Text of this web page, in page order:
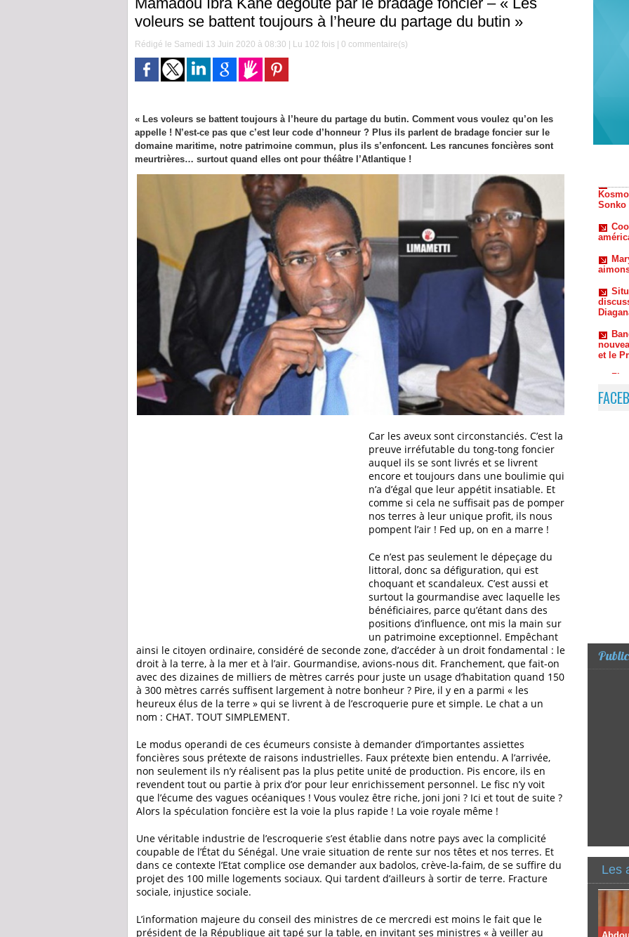
voleurs se battent toujours à l’heure du partage du butin »
Rédigé le Samedi 13 Juin 2020 à 08:30 | Lu 102 fois | 0 commentaire(s)
« Les voleurs se battent toujours à l’heure du partage du butin. Comment vous voulez qu’on les
appelle ! N’est-ce pas que c’est leur code d’honneur ? Plus ils parlent de bradage foncier sur le
domaine maritime, notre patrimoine commun, plus ils s’enfoncent. Les rancunes foncières sont
meurtrières… surtout quand elles ont pour théâtre l’Atlantique !
Car les aveux sont circonstanciés. C’est la
preuve irréfutable du tong-tong foncier
auquel ils se sont livrés et se livrent
encore et toujours dans une boulimie qui
n’a d’égal que leur appétit insatiable. Et
comme si cela ne suffisait pas de pomper
nos terres à leur unique profit, ils nous
pompent l’air ! Fed up, on en a marre !
Ce n’est pas seulement le dépeçage du
littoral, donc sa défiguration, qui est
choquant et scandaleux. C’est aussi et
surtout la gourmandise avec laquelle les
bénéficiaires, parce qu’étant dans des
positions d’influence, ont mis la main sur
un patrimoine exceptionnel. Empêchant
ainsi le citoyen ordinaire, considéré de seconde zone, d’accéder à un droit fondamental : le
droit à la terre, à la mer et à l’air. Gourmandise, avions-nous dit. Franchement, que fait-on
avec des dizaines de milliers de mètres carrés pour juste un usage d’habitation quand 150
à 300 mètres carrés suffisent largement à notre bonheur ? Pire, il y en a parmi « les
heureux élus de la terre » qui se livrent à de l’escroquerie pure et simple. Le chat a un
nom : CHAT. TOUT SIMPLEMENT.
Le modus operandi de ces écumeurs consiste à demander d’importantes assiettes
foncières sous prétexte de raisons industrielles. Faux prétexte bien entendu. A l’arrivée,
non seulement ils n’y réalisent pas la plus petite unité de production. Pis encore, ils en
revendent tout ou partie à prix d’or pour leur enrichissement personnel. Le fisc n’y voit
que l’écume des vagues océaniques ! Vous voulez être riche, joni joni ? Ici et tout de suite ?
Alors la spéculation foncière est la voie la plus rapide ! La voie royale même !
Une véritable industrie de l’escroquerie s’est établie dans notre pays avec la complicité
coupable de l’État du Sénégal. Une vraie situation de rente sur nos têtes et nos terres. Et
dans ce contexte l’Etat complice ose demander aux badolos, crève-la-faim, de se suffire du
projet des 100 mille logements sociaux. Qui tardent d’ailleurs à sortir de terre. Fracture
sociale, injustice sociale.
L’information majeure du conseil des ministres de ce mercredi est moins le fait que le
président de la République ait tapé sur la table, en invitant ses ministres « à veiller au
et le
Les